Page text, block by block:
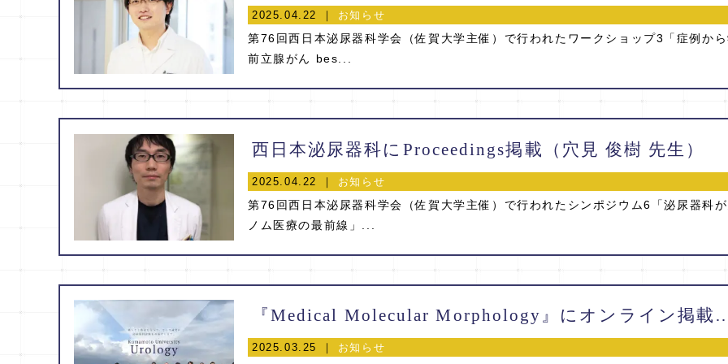
2025.04.22 ｜ お知らせ
第76回西日本泌尿器科学会（佐賀大学主催）で行われたワークショップ3「症例か
前立腺がん bes...
西日本泌尿器科にProceedings掲載（穴見 俊樹 先生）
2025.04.22 ｜ お知らせ
第76回西日本泌尿器科学会（佐賀大学主催）で行われたシンポジウム6「泌尿器科
ノム医療の最前線」...
『Medical Molecular Morphology』にオンライン
2025.03.25 ｜ お知らせ